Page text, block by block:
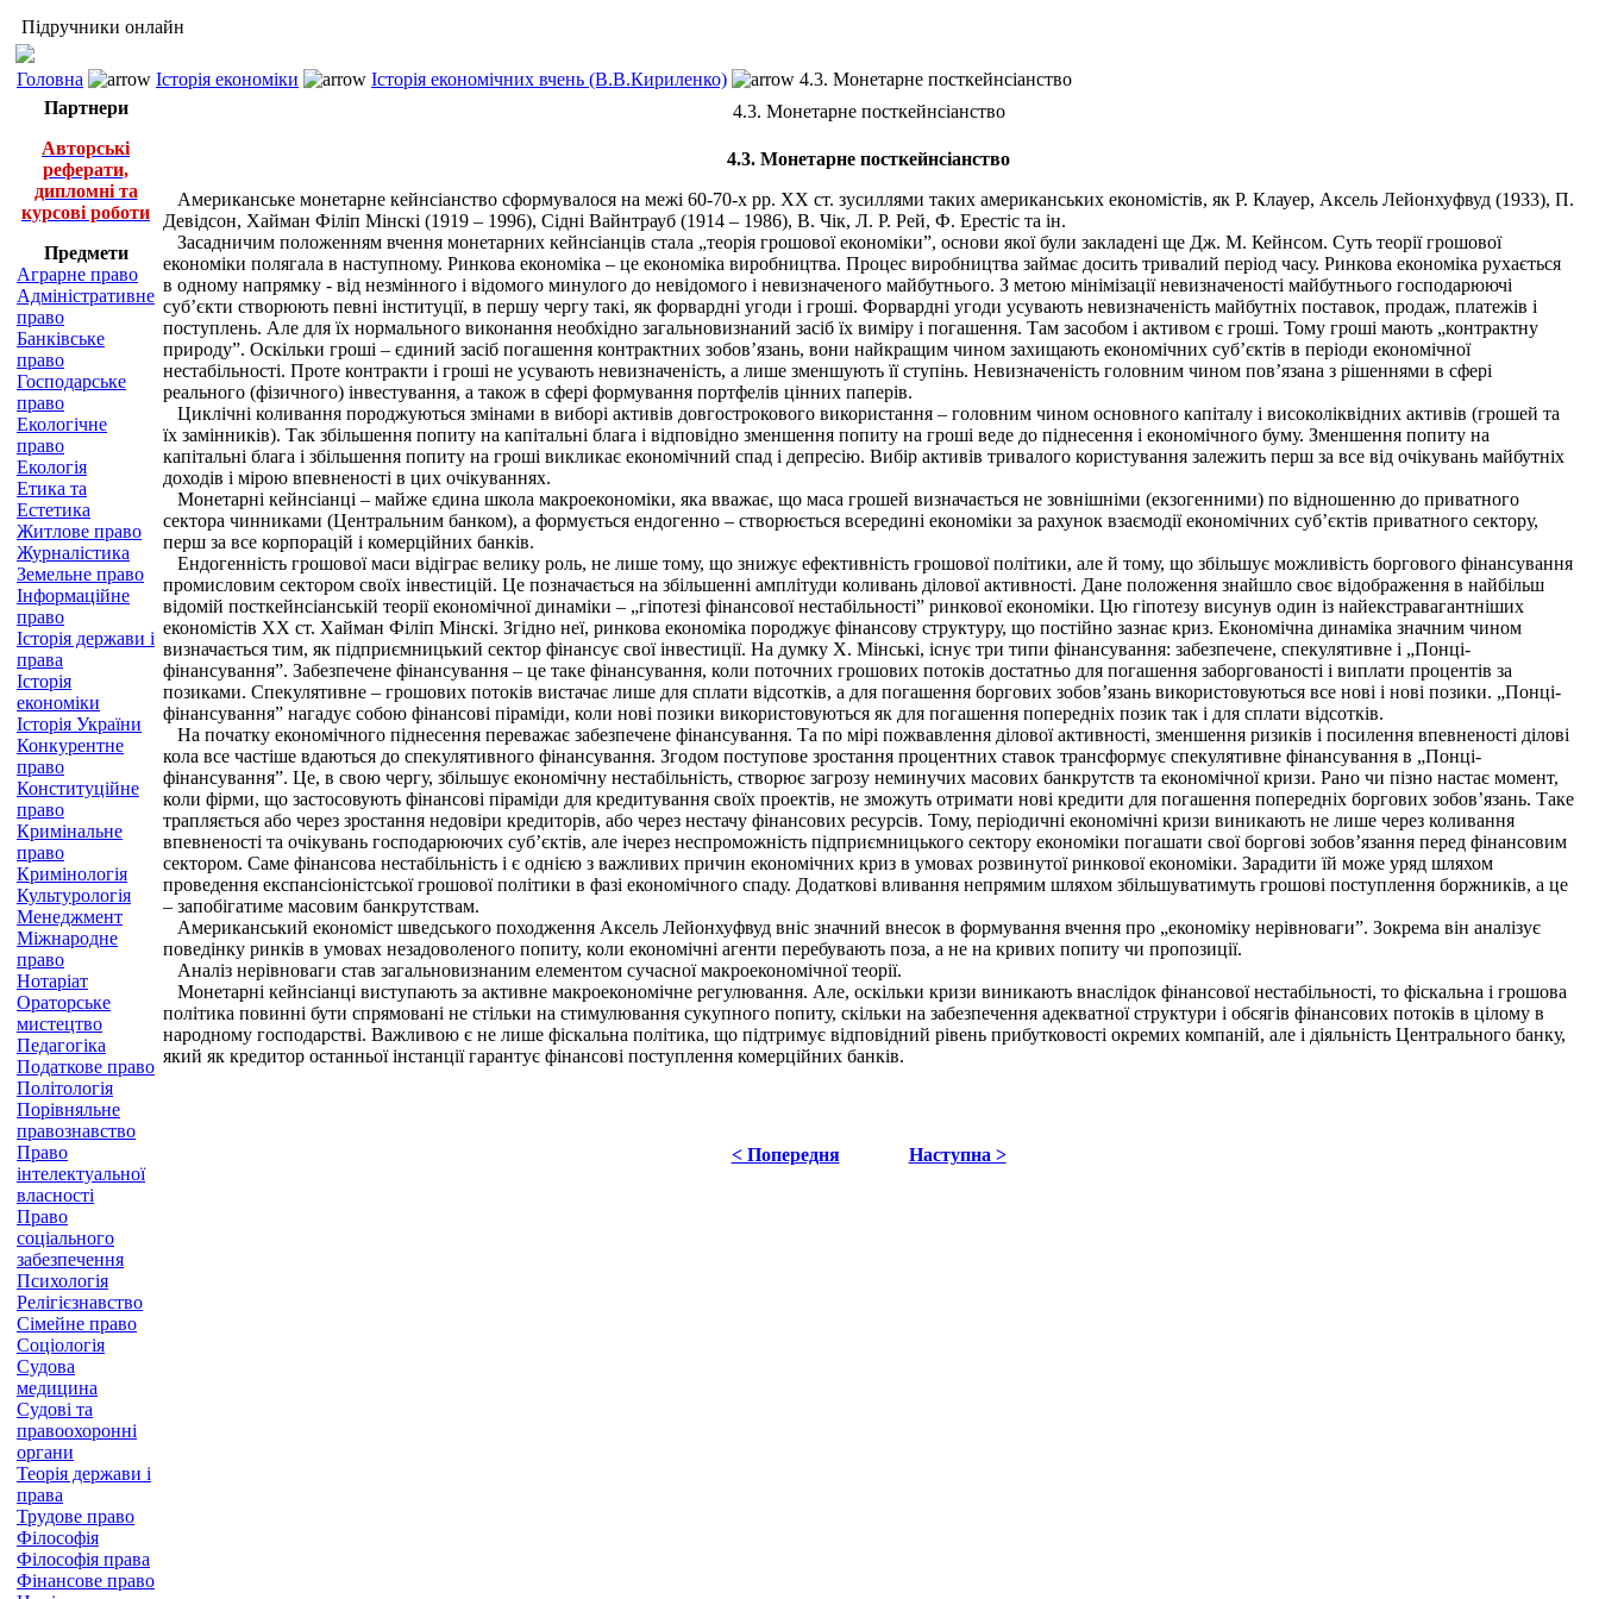
Підручники онлайн
Головна Історія економіки Історія економічних вчень (В.В.Кириленко)
4.3. Монетарне посткейнсіанство
Партнери
Авторські
реферати,
дипломні та
курсові роботи
Предмети
Аграрне право
Адміністративне
право
Банківське
право
Господарське
право
Екологічне
право
Екологія
Етика та
Естетика
Житлове право
Журналістика
Земельне право
Інформаційне
право
Історія держави і
права
Історія
економіки
Історія України
Конкурентне
право
Конституційне
право
Кримінальне
право
Кримінологія
Культурологія
Менеджмент
Міжнародне
право
Нотаріат
Ораторське
мистецтво
Педагогіка
Податкове право
Політологія
Порівняльне
правознавство
Право
інтелектуальної
власності
Право
соціального
забезпечення
Психологія
Релігієзнавство
Сімейне право
Соціологія
Судова
медицина
Судові та
правоохоронні
органи
Теорія держави і
права
Трудове право
Філософія
Філософія права
Фінансове право
4.3. Монетарне посткейнсіанство
4.3. Монетарне посткейнсіанство
Американське монетарне кейнсіанство сформувалося на межі 60-70-х рр. ХХ ст. зусиллями таких американських економістів, як Р. Клауер, Аксель Лейонхуфвуд (1933), П.
Девідсон, Хайман Філіп Мінскі (1919 – 1996), Сідні Вайнтрауб (1914 – 1986), В. Чік, Л. Р. Рей, Ф. Ерестіс та ін.
Засадничим положенням вчення монетарних кейнсіанців стала „теорія грошової економіки”, основи якої були закладені ще Дж. М. Кейнсом. Суть теорії грошової
економіки полягала в наступному. Ринкова економіка – це економіка виробництва. Процес виробництва займає досить тривалий період часу. Ринкова економіка рухається
в одному напрямку - від незмінного і відомого минулого до невідомого і невизначеного майбутнього. З метою мінімізації невизначеності майбутнього господарюючі
суб’єкти створюють певні інституції, в першу чергу такі, як форвардні угоди і гроші. Форвардні угоди усувають невизначеність майбутніх поставок, продаж, платежів і
поступлень. Але для їх нормального виконання необхідно загальновизнаний засіб їх виміру і погашення. Там засобом і активом є гроші. Тому гроші мають „контрактну
природу”. Оскільки гроші – єдиний засіб погашення контрактних зобов’язань, вони найкращим чином захищають економічних суб’єктів в періоди економічної
нестабільності. Проте контракти і гроші не усувають невизначеність, а лише зменшують її ступінь. Невизначеність головним чином пов’язана з рішеннями в сфері
реального (фізичного) інвестування, а також в сфері формування портфелів цінних паперів.
Циклічні коливання породжуються змінами в виборі активів довгострокового використання – головним чином основного капіталу і високоліквідних активів (грошей та
їх замінників). Так збільшення попиту на капітальні блага і відповідно зменшення попиту на гроші веде до піднесення і економічного буму. Зменшення попиту на
капітальні блага і збільшення попиту на гроші викликає економічний спад і депресію. Вибір активів тривалого користування залежить перш за все від очікувань майбутніх
доходів і мірою впевненості в цих очікуваннях.
Монетарні кейнсіанці – майже єдина школа макроекономіки, яка вважає, що маса грошей визначається не зовнішніми (екзогенними) по відношенню до приватного
сектора чинниками (Центральним банком), а формується ендогенно – створюється всередині економіки за рахунок взаємодії економічних суб’єктів приватного сектору,
перш за все корпорацій і комерційних банків.
Ендогенність грошової маси відіграє велику роль, не лише тому, що знижує ефективність грошової політики, але й тому, що збільшує можливість боргового фінансування
промисловим сектором своїх інвестицій. Це позначається на збільшенні амплітуди коливань ділової активності. Дане положення знайшло своє відображення в найбільш
відомій посткейнсіанській теорії економічної динаміки – „гіпотезі фінансової нестабільності” ринкової економіки. Цю гіпотезу висунув один із найекстравагантніших
економістів ХХ ст. Хайман Філіп Мінскі. Згідно неї, ринкова економіка породжує фінансову структуру, що постійно зазнає криз. Економічна динаміка значним чином
визначається тим, як підприємницький сектор фінансує свої інвестиції. На думку Х. Мінські, існує три типи фінансування: забезпечене, спекулятивне і „Понці-
фінансування”. Забезпечене фінансування – це таке фінансування, коли поточних грошових потоків достатньо для погашення заборгованості і виплати процентів за
позиками. Спекулятивне – грошових потоків вистачає лише для сплати відсотків, а для погашення боргових зобов’язань використовуються все нові і нові позики. „Понці-
фінансування” нагадує собою фінансові піраміди, коли нові позики використовуються як для погашення попередніх позик так і для сплати відсотків.
На початку економічного піднесення переважає забезпечене фінансування. Та по мірі пожвавлення ділової активності, зменшення ризиків і посилення впевненості ділові
кола все частіше вдаються до спекулятивного фінансування. Згодом поступове зростання процентних ставок трансформує спекулятивне фінансування в „Понці-
фінансування”. Це, в свою чергу, збільшує економічну нестабільність, створює загрозу неминучих масових банкрутств та економічної кризи. Рано чи пізно настає момент,
коли фірми, що застосовують фінансові піраміди для кредитування своїх проектів, не зможуть отримати нові кредити для погашення попередніх боргових зобов’язань. Таке
трапляється або через зростання недовіри кредиторів, або через нестачу фінансових ресурсів. Тому, періодичні економічні кризи виникають не лише через коливання
впевненості та очікувань господарюючих суб’єктів, але ічерез неспроможність підприємницького сектору економіки погашати свої боргові зобов’язання перед фінансовим
сектором. Саме фінансова нестабільність і є однією з важливих причин економічних криз в умовах розвинутої ринкової економіки. Зарадити їй може уряд шляхом
проведення експансіоністської грошової політики в фазі економічного спаду. Додаткові вливання непрямим шляхом збільшуватимуть грошові поступлення боржників, а це
– запобігатиме масовим банкрутствам.
Американський економіст шведського походження Аксель Лейонхуфвуд вніс значний внесок в формування вчення про „економіку нерівноваги”. Зокрема він аналізує
поведінку ринків в умовах незадоволеного попиту, коли економічні агенти перебувають поза, а не на кривих попиту чи пропозиції.
Аналіз нерівноваги став загальновизнаним елементом сучасної макроекономічної теорії.
Монетарні кейнсіанці виступають за активне макроекономічне регулювання. Але, оскільки кризи виникають внаслідок фінансової нестабільності, то фіскальна і грошова
політика повинні бути спрямовані не стільки на стимулювання сукупного попиту, скільки на забезпечення адекватної структури і обсягів фінансових потоків в цілому в
народному господарстві. Важливою є не лише фіскальна політика, що підтримує відповідний рівень прибутковості окремих компаній, але і діяльність Центрального банку,
який як кредитор останньої інстанції гарантує фінансові поступлення комерційних банків.
< Попередня Наступна >